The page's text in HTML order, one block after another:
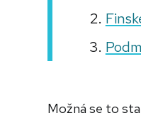
Možná se to